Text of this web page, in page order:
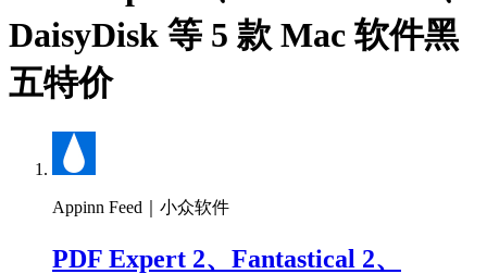
DaisyDisk 等 5 款 Mac 软件黑
五特价
Appinn Feed｜小众软件
PDF Expert 2、Fantastical 2、